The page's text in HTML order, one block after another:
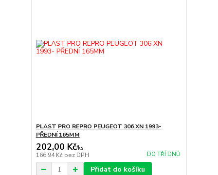
PLAST PRO REPRO PEUGEOT 306 XN 1993-
PŘEDNÍ 165MM
202,00 Kč/ks
166,94 Kč bez DPH DO TŘÍ DNŮ
Přidat do košíku